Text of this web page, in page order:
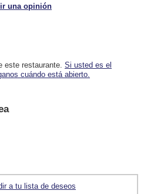
una opinión
este restaurante. Si usted es el
cuándo está abierto.
a tu lista de deseos